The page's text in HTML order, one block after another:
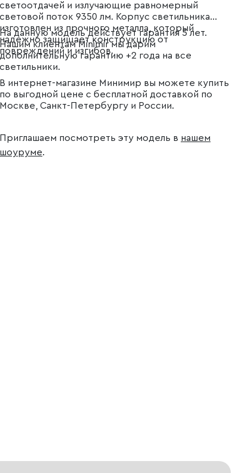
светоотдачей и излучающие равномерный
световой поток 9350 лм. Корпус светильника
изготовлен из прочного металла, который
надежно защищает конструкцию от
повреждений и изгибов.
На данную модель действует гарантия 5 лет.
Нашим клиентам Minimir мы дарим
дополнительную гарантию +2 года на все
светильники.
В интернет-магазине Минимир вы можете купить
по выгодной цене с бесплатной доставкой по
Москве, Санкт-Петербургу и России.
Приглашаем посмотреть эту модель в нашем
шоуруме.